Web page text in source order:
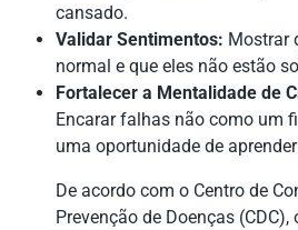
cansado.
Validar Sentimentos: Mostrar
normal e que eles não estão
Fortalecer a Mentalidade de
Encarar falhas não como um
uma oportunidade de
De acordo com o Centro de
Prevenção de Doenças (CDC),